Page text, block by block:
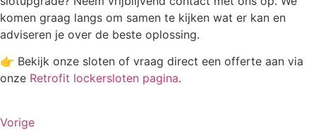
komen graag langs om samen te kijken wat er kan en
adviseren je over de beste oplossing.
👉 Bekijk onze sloten of vraag direct een offerte aan via
onze Retrofit lockersloten pagina.
Vorige